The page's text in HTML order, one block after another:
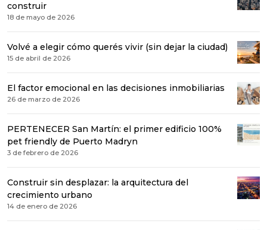
construir
18 de mayo de 2026
Volvé a elegir cómo querés vivir (sin dejar la ciudad)
15 de abril de 2026
El factor emocional en las decisiones inmobiliarias
26 de marzo de 2026
PERTENECER San Martín: el primer edificio 100%
pet friendly de Puerto Madryn
3 de febrero de 2026
Construir sin desplazar: la arquitectura del
crecimiento urbano
14 de enero de 2026